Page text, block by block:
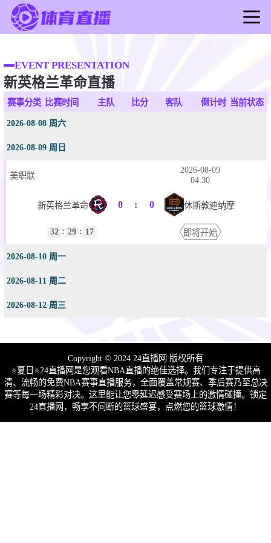
足球直播
篮球直播
足球录像
篮球新闻
EVENT PRESENTATION
新英格兰革命直播
赛事分类 比赛时间 主队 比分 客队 倒计时 当前状态
2026-08-08 周六
2026-08-09 周日
美职联
2026-08-09
04:30
新英格兰革命 0 : 0 休斯敦迪纳摩
32 : 29 : 17 即将开始
2026-08-10 周一
2026-08-11 周二
2026-08-12 周三
Copyright © 2024 24直播网 版权所有
⭐️夏日⭐24直播网是您观看NBA直播的绝佳选择。我们专注于提供高
清、流畅的免费NBA赛事直播服务，全面覆盖常规赛、季后赛乃至总决
赛等每一场精彩对决。这里能让您零延迟感受赛场上的激情碰撞。锁定
24直播网，畅享不间断的篮球盛宴，点燃您的篮球激情！